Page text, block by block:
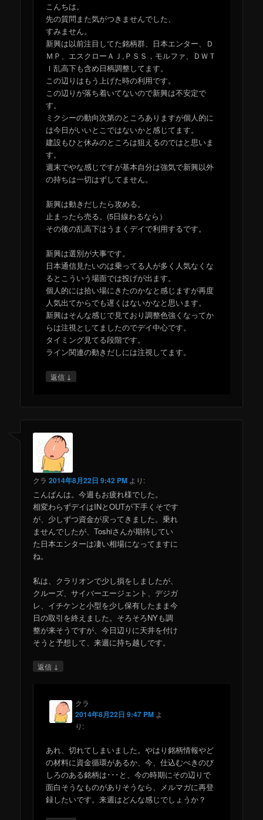
こんちは。
先の質問また気がつきませんでした、
すみません。
新興は以前注目してた銘柄群、日本エンター、Ｄ
ＭＰ、エスクローＡＪ,ＰＳＳ，モルファ、ＤＷＴ
Ｉ乱高下も含め日柄調整してます。
この辺りはもう上げた時の利用です。
この辺りが落ち着いてないので新興は不安定で
す。
ミクシーの動向次第のところありますが個人的に
は今日がいいとこではないかと感じてます。
建設もひと休みのところは狙えるのではと思いま
す。
週末でやな感じですが基本自分は強気で新興以外
の持ちは一切はずしてません。
新興は動きだしたら攻める。
止まったら売る。(5日線わるなら）
その後の乱高下はうまくデイで利用するです。
新興は選別が大事です。
日本通信見たいのは乗ってる人が多く人気なくな
るとこういう場面では投げが出ます。
個人的には拾い場にきたのかなと感じますが再度
人気出てからでも遅くはないかなと思います。
新興はそんな感じで見ており調整色強くなってか
らは注視としてましたのでデイ中心です。
タイミング見てる段階です。
ライン関連の動きだしには注視してます。
返信 ↓
クラ 2014年8月22日 9:42 PM より:
こんばんは。今週もお疲れ様でした。
相変わらずデイはINとOUTが下手くそです
が、少しずつ資金が戻ってきました。乗れ
ませんでしたが、Toshiさんが期待してい
た日本エンターは凄い相場になってますに
ね。
私は、クラリオンで少し損をしましたが、
クルーズ、サイバーエージェント、デジガ
レ、イチケンと小型を少し保有したまま今
日の取引を終えました。そろそろNYも調
整が来そうですが、今日辺りに天井を付け
そうと予想して、来週に持ち越しです。
返信 ↓
クラ
2014年8月22日 9:47 PM よ
り:
あれ、切れてしまいました。やはり銘柄情報やど
の材料に資金循環があるか、今、仕込むべきのび
しろのある銘柄は･･･と、今の時期にその辺りで
面白そうなものがありそうなら、メルマガに再登
録したいです。来週はどんな感じでしょうか？